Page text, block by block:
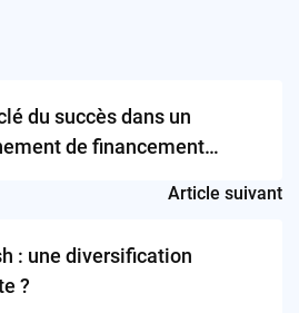
du succès dans un
de financement
Article suivant
: une diversification
?